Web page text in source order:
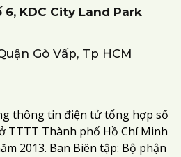
6, KDC City Land Park
Gò Vấp, Tp HCM
thông tin điện tử tổng hợp số
TTTT Thành phố Hồ Chí Minh
2013. Ban Biên tập: Bộ phận